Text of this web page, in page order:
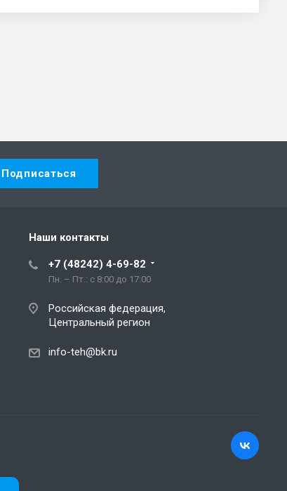
Наши контакты
+7 (48242) 4-69-82
Пн. – Пт.: с 8:00 до 17:00
Российская федерация,
Центральный регион
info-teh@bk.ru